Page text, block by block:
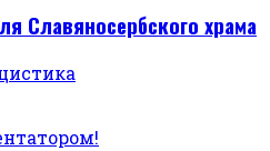
Славяносербского храма